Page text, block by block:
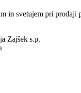
in svetujem pri
Zajšek s.p.